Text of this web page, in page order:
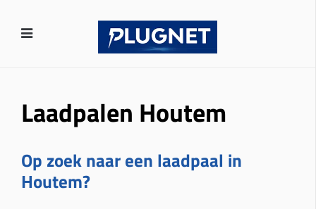
Laadpalen Houtem
Op zoek naar een laadpaal in
Houtem?